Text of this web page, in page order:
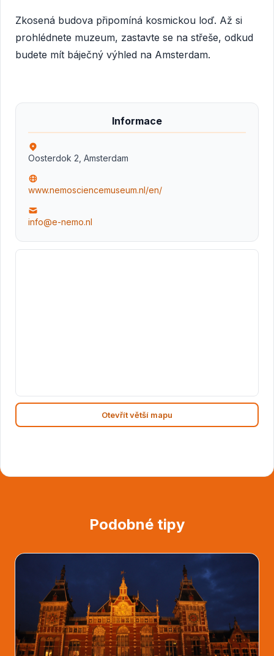
Zkosená budova připomíná kosmickou loď. Až si
prohlédnete muzeum, zastavte se na střeše, odkud
budete mít báječný výhled na Amsterdam.
Informace
Oosterdok 2, Amsterdam
www.nemosciencemuseum.nl/en/
info@e-nemo.nl
Otevřít větší mapu
Podobné tipy